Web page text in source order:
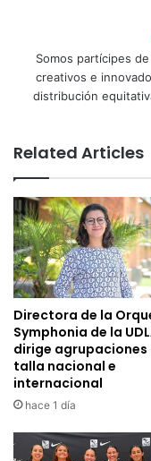
Somos partícipes
creativos e
distribución
Related Articles
Directora de la
Symphonia de la
dirige agrupaciones
talla nacional e
internacional
hace 1 día